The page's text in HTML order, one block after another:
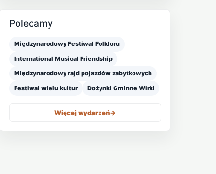
Polecamy
Międzynarodowy Festiwal Folkloru
International Musical Friendship
Międzynarodowy rajd pojazdów zabytkowych
Festiwal wielu kultur Dożynki Gminne Wirki
Więcej wydarzeń->